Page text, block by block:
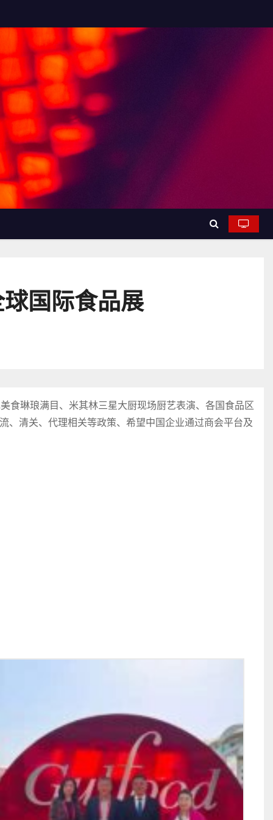
国际食品展
食琳琅满目、米其林三星大厨现场厨艺表演、各国食品区
、清关、代理相关等政策、希望中国企业通过商会平台及